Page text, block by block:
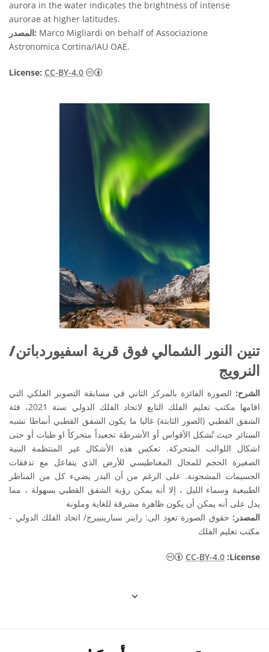
aurora in the water indicates the brightness of intense
aurorae at higher latitudes.
المصدر: Marco Migliardi on behalf of Associazione
Astronomica Cortina/IAU OAE.
License: CC-BY-4.0
تنين النور الشمالي فوق قرية اسفيوردباتن/
النرويج
الشرح: الصورة الفائزة بالمركز الثاني في مسابقة التصوير الفلكي التي
اقامها مكتب تعليم الفلك التابع لاتحاد الفلك الدولي سنة 2021، فئة
الشفق القطبي (الصور الثابتة) غالبا ما يكون الشفق القطبي أنماطا تشبه
الستائر حيث تُشكل الأقواس أو الأشرطة تجعيداً متحركاً او طيات أو حتى
اشكال اللوالب المتحركة. تعكس هذه الأشكال غير المنتظمة البنية
الصغيرة الحجم للمجال المغناطيسي للأرض الذي يتفاعل مع تدفقات
الجسيمات المشحونة. على الرغم من أن البدر يضيء كل من المناظر
الطبيعية وسماء الليل ، إلا أنه يمكن رؤية الشفق القطبي بسهولة ، مما
يدل على أنه يمكن أن يكون ظاهرة مشرقة للغاية وملونة
المصدر: حقوق الصورة تعود الى: راينر سبارينبيرج/ اتحاد الفلك الدولي -
مكتب تعليم الفلك
CC-BY-4.0 :License